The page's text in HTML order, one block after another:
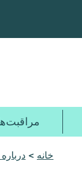
محتوای
خانه >